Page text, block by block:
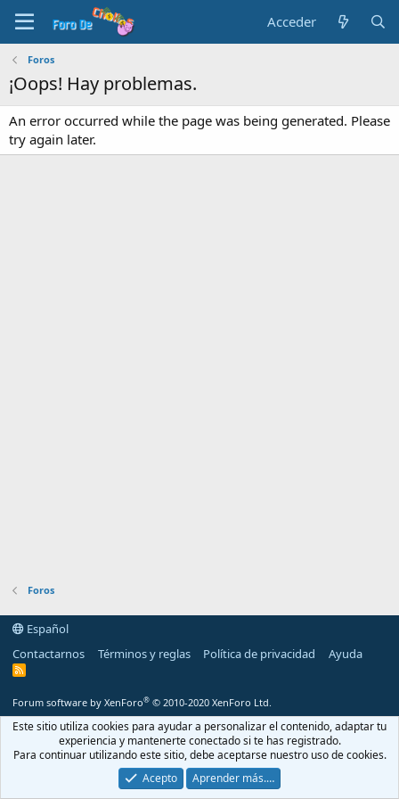
Acceder
Foros
¡Oops! Hay problemas.
An error occurred while the page was being generated. Please
try again later.
Foros
Español
Contactarnos
Términos y reglas Política de privacidad Ayuda
R
Forum software by XenForo® © 2010-2020 XenForo Ltd.
Este sitio utiliza cookies para ayudar a personalizar el contenido, adaptar tu
experiencia y mantenerte conectado si te has registrado.
Para continuar utilizando este sitio, debe aceptarse nuestro uso de cookies.
Acepto
Aprender más.…